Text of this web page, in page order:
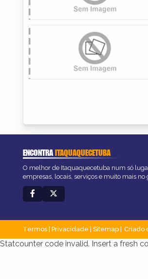
ENCONTRAITAQUAQUECETUBA
O melhor de Itaquaquecetuba num só
empresas, locais, serviços e muito mais no
Termos Privacidade Sitemap Criado
Statcounter code invalid. Insert a fresh